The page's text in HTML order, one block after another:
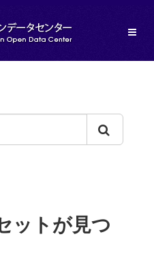
ットが見つ